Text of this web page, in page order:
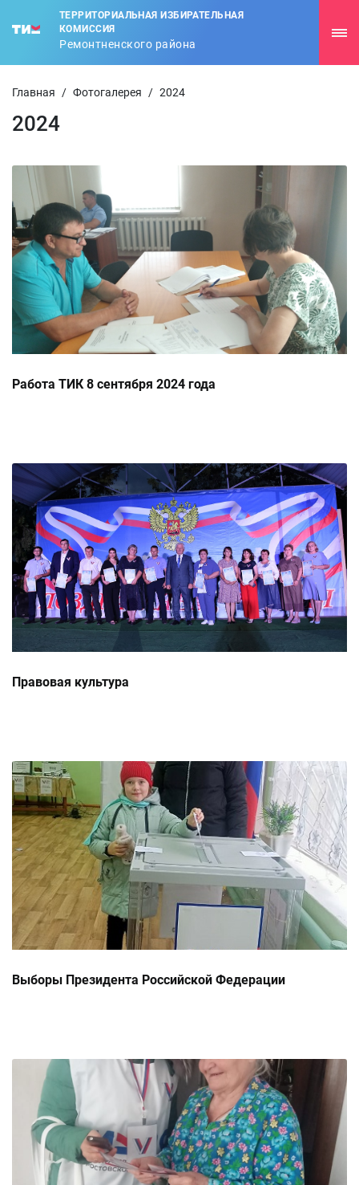
ТЕРРИТОРИАЛЬНАЯ ИЗБИРАТЕЛЬНАЯ
КОМИССИЯ
Ремонтненского района
Главная / Фотогалерея / 2024
2024
Работа ТИК 8 сентября 2024 года
Правовая культура
Выборы Президента Российской Федерации